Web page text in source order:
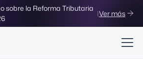
sobre la Reforma Tributaria
|Ver más